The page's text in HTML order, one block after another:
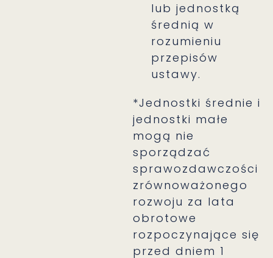
lub jednostką
średnią w
rozumieniu
przepisów
ustawy.
*Jednostki średnie i
jednostki małe
mogą nie
sporządzać
sprawozdawczości
zrównoważonego
rozwoju za lata
obrotowe
rozpoczynające się
przed dniem 1